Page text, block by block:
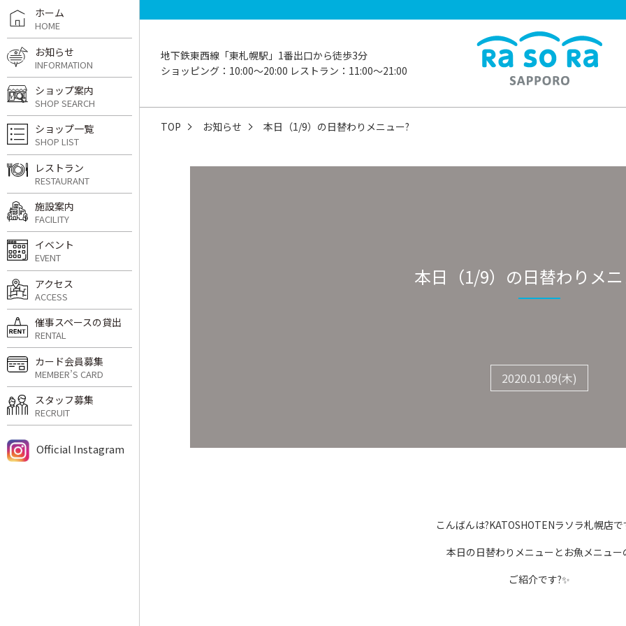
地下鉄東西線「東札幌駅」1番出口から徒歩3分
ショッピング：10:00〜20:00 レストラン：11:00〜21:00
TOP お知らせ 本日（1/9）の日替わりメニュー?
本日（1/9）の日替わりメ
2020.01.09(木)
こんばんは?KATOSHOTENラソラ札幌店で
本日の日替わりメニューとお魚メニュー
ご紹介です?✨
ホーム
HOME
お知らせ
INFORMATION
ショップ案内
SHOP SEARCH
ショップ一覧
SHOP LIST
レストラン
RESTAURANT
施設案内
FACILITY
イベント
EVENT
アクセス
ACCESS
催事スペースの貸出
RENTAL
カード会員募集
MEMBER’S CARD
スタッフ募集
RECRUIT
Official Instagram